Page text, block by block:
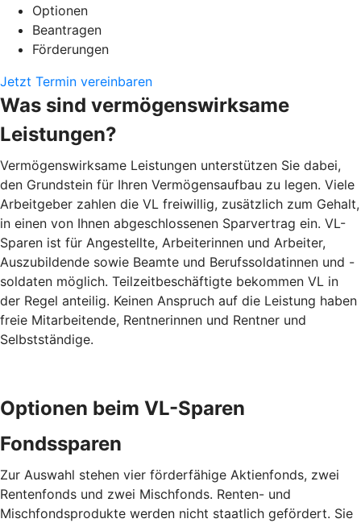
Optionen
Beantragen
Förderungen
Jetzt Termin vereinbaren
Was sind vermögenswirksame
Leistungen?
Vermögenswirksame Leistungen unterstützen Sie dabei,
den Grundstein für Ihren Vermögensaufbau zu legen. Viele
Arbeitgeber zahlen die VL freiwillig, zusätzlich zum Gehalt,
in einen von Ihnen abgeschlossenen Sparvertrag ein. VL-
Sparen ist für Angestellte, Arbeiterinnen und Arbeiter,
Auszubildende sowie Beamte und Berufssoldatinnen und -
soldaten möglich. Teilzeitbeschäftigte bekommen VL in
der Regel anteilig. Keinen Anspruch auf die Leistung haben
freie Mitarbeitende, Rentnerinnen und Rentner und
Selbstständige.
Optionen beim VL-Sparen
Fondssparen
Zur Auswahl stehen vier förderfähige Aktienfonds, zwei
Rentenfonds und zwei Mischfonds. Renten- und
Mischfondsprodukte werden nicht staatlich gefördert. Sie